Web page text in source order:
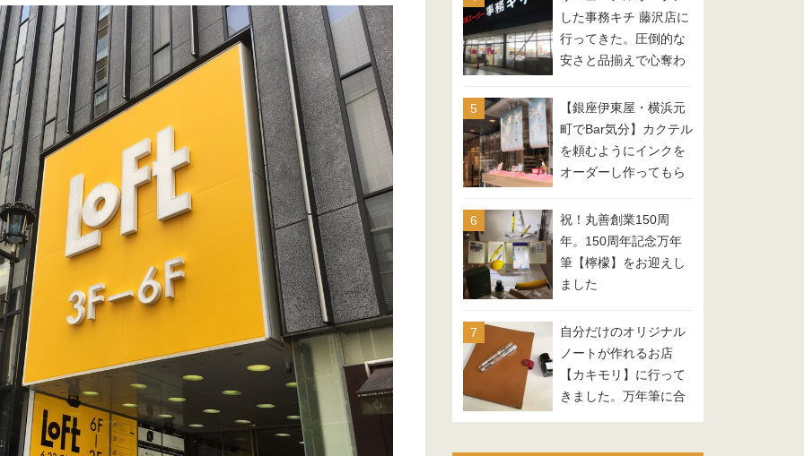
した事務キチ 藤沢店に
行ってきた。圧倒的な
安さと品揃えで心奪わ
【銀座伊東屋・横浜元
町でBar気分】カクテル
を頼むようにインクを
オーダーし作ってもら
がスタート
祝！丸善創業150周
年。150周年記念万年
筆【檸檬】をお迎えし
ました
自分だけのオリジナル
ノートが作れるお店
【カキモリ】に行って
きました。万年筆に合